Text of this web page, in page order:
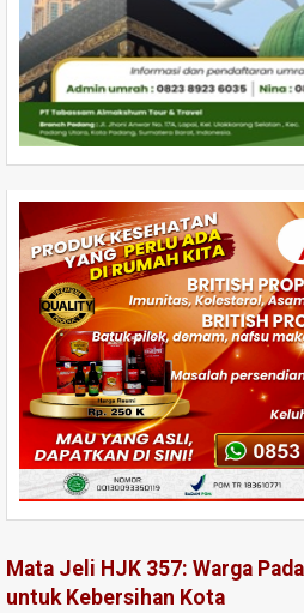
Mata Jeli HJK 357: Warga
untuk Kebersihan Kota